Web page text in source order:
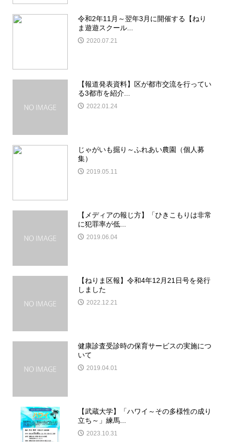
令和2年11月～翌年3月に開催する【ねり
ま遊遊スクール...
2020.07.21
【報道発表資料】区が都市交流を行ってい
る3都市を紹介...
2022.01.24
じゃがいも掘り～ふれあい農園（個人募
集）
2019.05.11
【メディアの報じ方】「ひきこもりは非常
に犯罪率が低...
2019.06.04
【ねりま区報】令和4年12月21日号を発行
しました
2022.12.21
健康診査受診時の保育サービスの実施につ
いて
2019.04.01
【武蔵大学】「ハワイ～その多様性の成り
立ち～」練馬...
2023.10.31